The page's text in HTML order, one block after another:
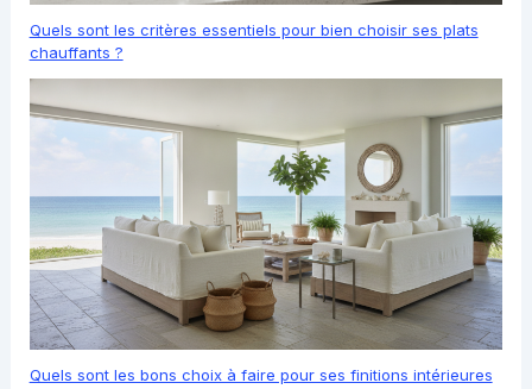
Quels sont les critères essentiels pour bien choisir ses plats
chauffants ?
Quels sont les bons choix à faire pour ses finitions intérieures